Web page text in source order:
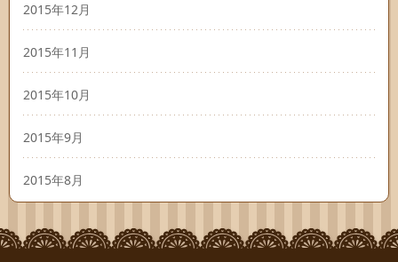
2015年12月
2015年11月
2015年10月
2015年9月
2015年8月